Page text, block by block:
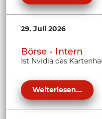
29. Juli 2026
Börse - Intern
Ist Nvidia das
Weiterlesen...